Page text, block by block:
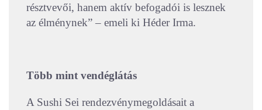
résztvevői, hanem aktív befogadói is lesznek
az élménynek” – emeli ki Héder Irma.
Több mint vendéglátás
A Sushi Sei rendezvénymegoldásait a